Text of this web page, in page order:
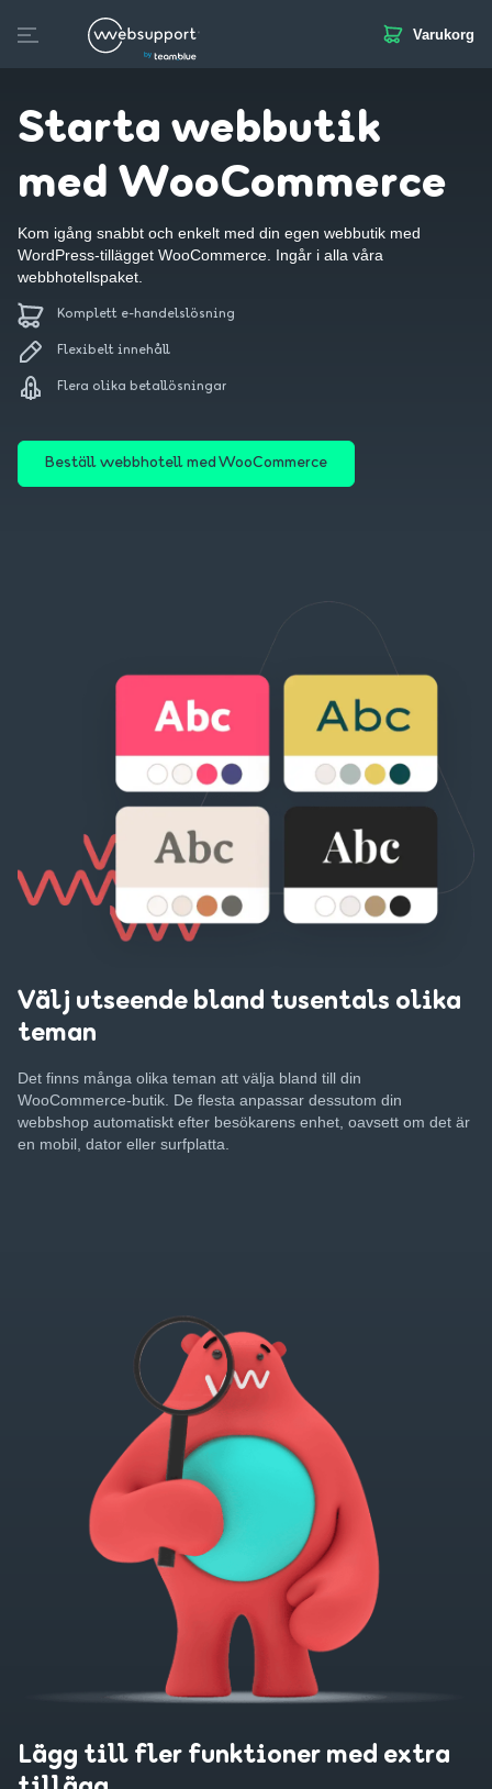
Skip
Varukorg
Starta webbutik
med WooCommerce
Kom igång snabbt och enkelt med din egen webbutik med
WordPress-tillägget WooCommerce. Ingår i alla våra
webbhotellspaket.
Komplett e-handelslösning
Flexibelt innehåll
Flera olika betallösningar
Beställ webbhotell med WooCommerce
Välj utseende bland tusentals olika
teman
Det finns många olika teman att välja bland till din
WooCommerce-butik. De flesta anpassar dessutom din
webbshop automatiskt efter besökarens enhet, oavsett om det är
en mobil, dator eller surfplatta.
Lägg till fler funktioner med extra